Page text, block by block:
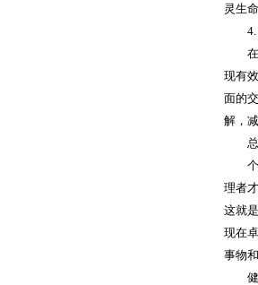
灵生
现有
面的
解，
理者
这就
现在
事物